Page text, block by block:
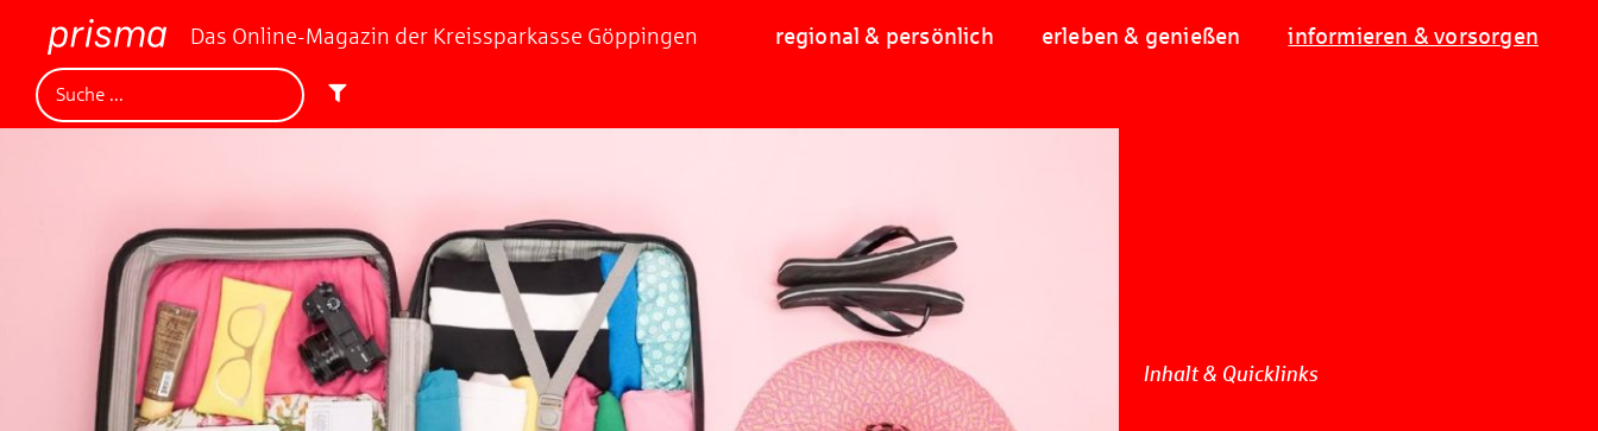
Das Online-Magazin der Kreissparkasse Göppingen regional & persönlich erleben & genießen informieren & vorsorgen
Inhalt & Quicklinks